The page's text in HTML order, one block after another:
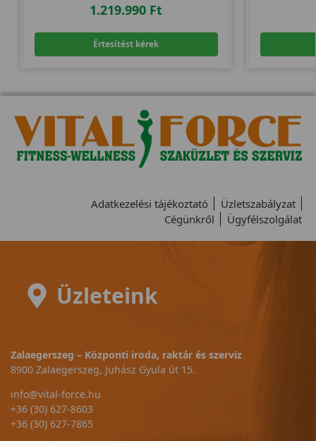
1.219.990 Ft
Értesítést kérek
Adatkezelési tájékoztató
Üzletszabályzat
Cégünkről
Ügyfélszolgálat
Üzleteink
Zalaegerszeg – Központi iroda, raktár és szerviz
8900 Zalaegerszeg, Juhász Gyula út 15.
info@vital-force.hu
+36 (30) 627-8603
+36 (30) 627-7865